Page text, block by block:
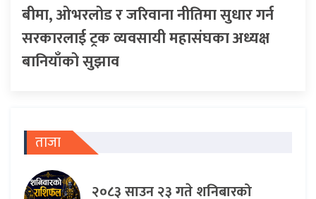
बीमा, ओभरलोड र जरिवाना नीतिमा सुधार गर्न
सरकारलाई ट्रक व्यवसायी महासंघका अध्यक्ष
बानियाँको सुझाव
ताजा
२०८३ साउन २३ गते शनिबारको